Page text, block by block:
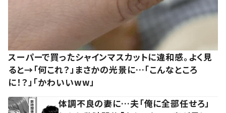
スーパーで買ったシャインマスカットに違和感。よく見
ると→「何これ？」まさかの光景に…「こんなところ
に！？」「かわいいww」
体調不良の妻に…夫「俺に全部任せろ」